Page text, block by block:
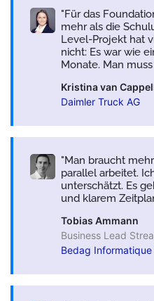
Für das
mehr als die
Level-Projekt hat
nicht: Es war wie
Monate. Man
Kristina van
Daimler Truck AG
Man braucht
parallel arbeitet.
unterschätzt. Es
und klarem
Tobias Ammann
Business Lead
Bedag Informatique